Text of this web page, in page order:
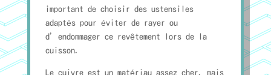
important de choisir des ustensiles
adaptés pour éviter de rayer ou
d’endommager ce revêtement lors de la
cuisson.
Le cuivre est un matériau assez cher, mais